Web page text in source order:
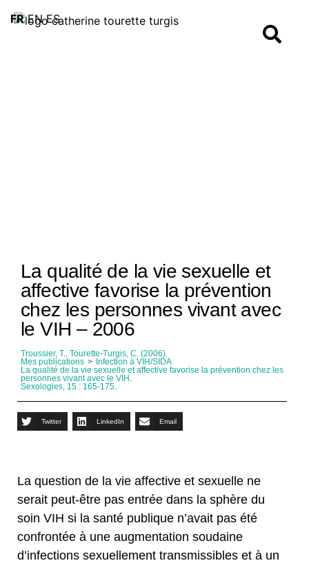
La qualité de la vie sexuelle et
affective favorise la prévention
chez les personnes vivant avec
le VIH – 2006
Troussier, T., Tourette-Turgis, C. (2006).
Mes publications > Infection à VIH/SIDA
La qualité de la vie sexuelle et affective favorise la prévention chez les
personnes vivant avec le VIH.
Sexologies, 15 : 165-175.
Twitter LinkedIn Email
La question de la vie affective et sexuelle ne
serait peut-être pas entrée dans la sphère du
soin VIH si la santé publique n’avait pas été
confrontée à une augmentation soudaine
d’infections sexuellement transmissibles et à un
FR EN ES